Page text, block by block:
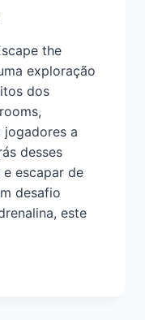
the
exploração
dos
jogadores a
desses
escapar de
desafio
este